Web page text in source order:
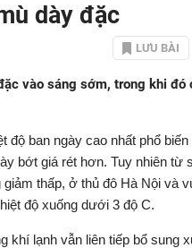
dày đặc
LƯU BÀI
vào sáng sớm, trong khi đó
ban ngày cao nhất phổ biến
bớt giá rét hơn. Tuy nhiên từ
thấp, ở thủ đô Hà Nội và
độ xuống dưới 3 độ C.
khí lạnh vẫn liên tiếp bổ sung